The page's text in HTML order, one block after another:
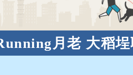
月老 大稻